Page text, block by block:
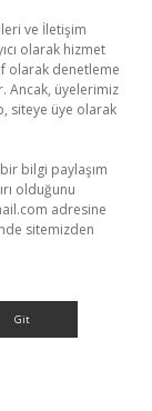
ve İletişim
olarak hizmet
olarak denetleme
Ancak, üyelerimiz
siteye üye olarak
bilgi paylaşım
olduğunu
adresine
sitemizden